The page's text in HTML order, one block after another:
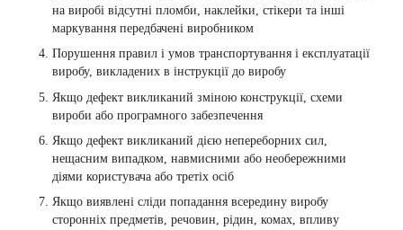
на виробі відсутні пломби, наклейки, стікери та інші
маркування передбачені виробником
Порушення правил і умов транспортування і експлуатації
виробу, викладених в інструкції до виробу
Якщо дефект викликаний зміною конструкції, схеми
вироби або програмного забезпечення
Якщо дефект викликаний дією непереборних сил,
нещасним випадком, навмисними або необережними
діями користувача або третіх осіб
Якщо виявлені сліди попадання всередину виробу
сторонніх предметів, речовин, рідин, комах, впливу